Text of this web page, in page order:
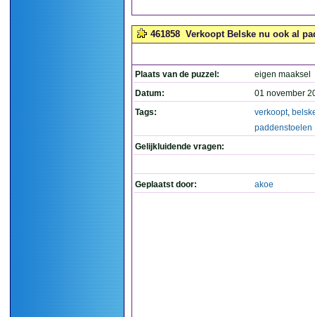
461858 Verkoopt Belske nu ook al
Plaats van de puzzel:
eigen maaksel
Datum:
01 november
Tags:
verkoopt,
paddenstoelen
Gelijkluidende vragen:
Geplaatst door: akoe